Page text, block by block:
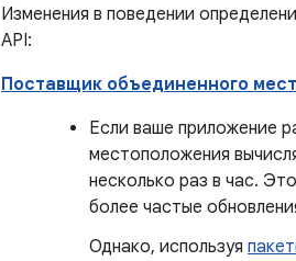
Изменения в поведении
API:
Поставщик объединенного
Если ваше приложение
местоположения
несколько раз в час.
более частые
Однако, используя